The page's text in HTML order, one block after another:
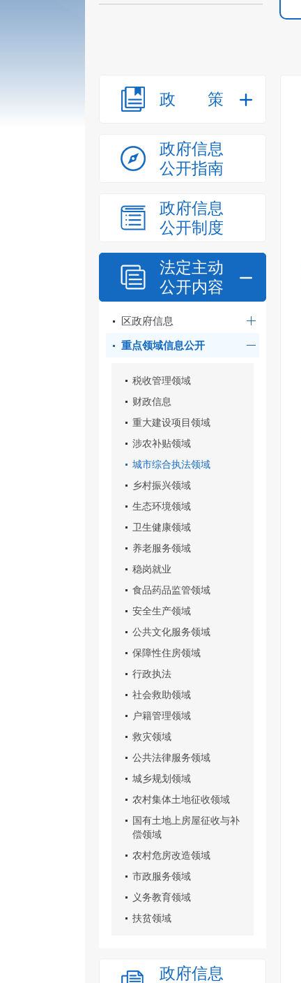
政策
政府信息
公开指南
政府信息
公开制度
法定主动
公开内容
区政府信息
重点领域信息公开
税收管理领域
财政信息
重大建设项目领域
涉农补贴领域
城市综合执法领域
乡村振兴领域
生态环境领域
卫生健康领域
养老服务领域
稳岗就业
食品药品监管领域
安全生产领域
公共文化服务领域
保障性住房领域
行政执法
社会救助领域
户籍管理领域
救灾领域
公共法律服务领域
城乡规划领域
农村集体土地征收领域
国有土地上房屋征收与补
偿领域
农村危房改造领域
市政服务领域
义务教育领域
扶贫领域
政府信息